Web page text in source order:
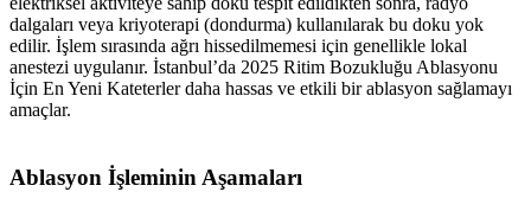
dalgaları veya kriyoterapi (dondurma) kullanılarak bu doku yok
edilir. İşlem sırasında ağrı hissedilmemesi için genellikle lokal
anestezi uygulanır. İstanbul’da 2025 Ritim Bozukluğu Ablasyonu
İçin En Yeni Kateterler daha hassas ve etkili bir ablasyon sağlamayı
amaçlar.
Ablasyon İşleminin Aşamaları